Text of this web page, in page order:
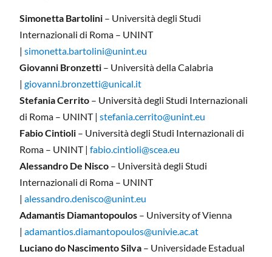
Simonetta Bartolini – Università degli Studi
Internazionali di Roma – UNINT
| simonetta.bartolini@unint.eu
Giovanni Bronzetti – Università della Calabria
| giovanni.bronzetti@unical.it
Stefania Cerrito – Università degli Studi Internazionali
di Roma – UNINT | stefania.cerrito@unint.eu
Fabio Cintioli – Università degli Studi Internazionali di
Roma – UNINT | fabio.cintioli@scea.eu
Alessandro De Nisco – Università degli Studi
Internazionali di Roma – UNINT
| alessandro.denisco@unint.eu
Adamantis Diamantopoulos – University of Vienna
| adamantios.diamantopoulos@univie.ac.at
Luciano do Nascimento Silva – Universidade Estadual